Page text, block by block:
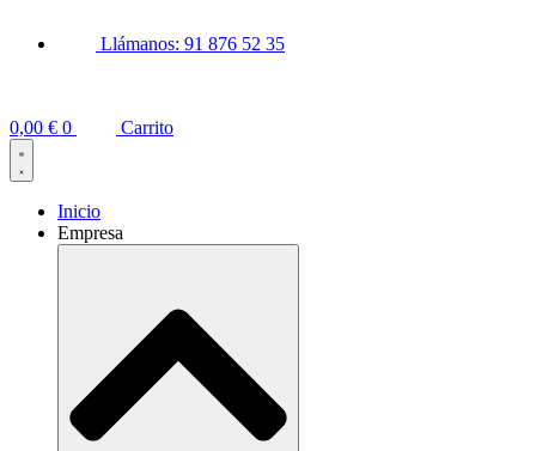
Llámanos: 91 876 52 35
0,00 € 0 Carrito
Inicio
Empresa